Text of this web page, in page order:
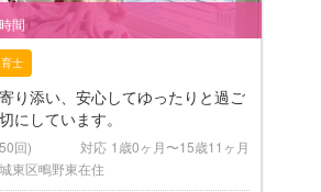
間
士
り添い、安心してゆったりと過ご
にしています。
回) 対応 1歳0ヶ月〜15歳11ヶ月
東区鴫野東在住